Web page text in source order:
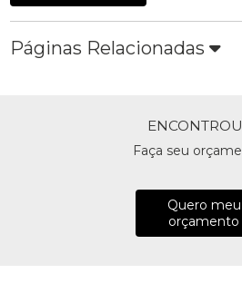
Páginas Relacionadas
Faça seu
Quero meu
orçamento